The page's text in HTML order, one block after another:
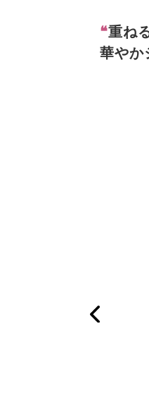
❝重ね
華やか